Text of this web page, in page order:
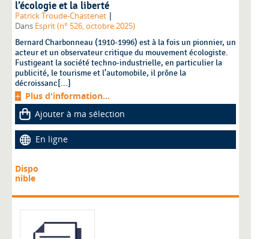
l’écologie et la liberté
Patrick Troude-Chastenet |
Dans Esprit (n° 526, octobre 2025)
Bernard Charbonneau (1910-1996) est à la fois un pionnier, un
acteur et un observateur critique du mouvement écologiste.
Fustigeant la société techno-industrielle, en particulier la
publicité, le tourisme et l’automobile, il prône la
décroissanc[...]
Plus d'information...
Ajouter à ma sélection
En ligne
Dispo
nible